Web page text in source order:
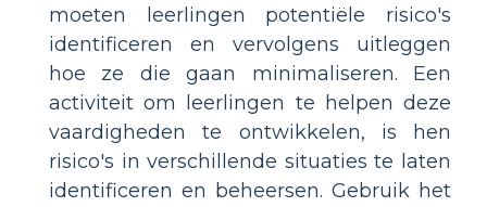
moeten leerlingen potentiële risico's
identificeren en vervolgens uitleggen
hoe ze die gaan minimaliseren. Een
activiteit om leerlingen te helpen deze
vaardigheden te ontwikkelen, is hen
risico's in verschillende situaties te laten
identificeren en beheersen. Gebruik het